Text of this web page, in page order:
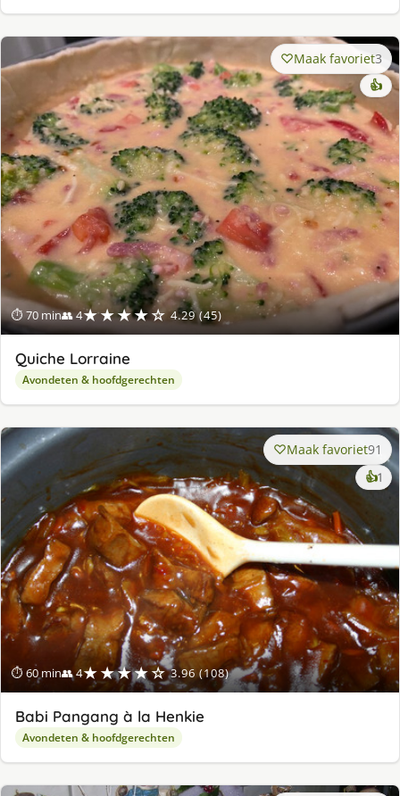
⏱ 70 min👥 4★★★★☆ 4.29 (45)
Maak favoriet3
👍
Quiche Lorraine
Avondeten & hoofdgerechten
⏱ 60 min👥 4★★★★☆ 3.96 (108)
Maak favoriet91
👍1
Babi Pangang à la Henkie
Avondeten & hoofdgerechten